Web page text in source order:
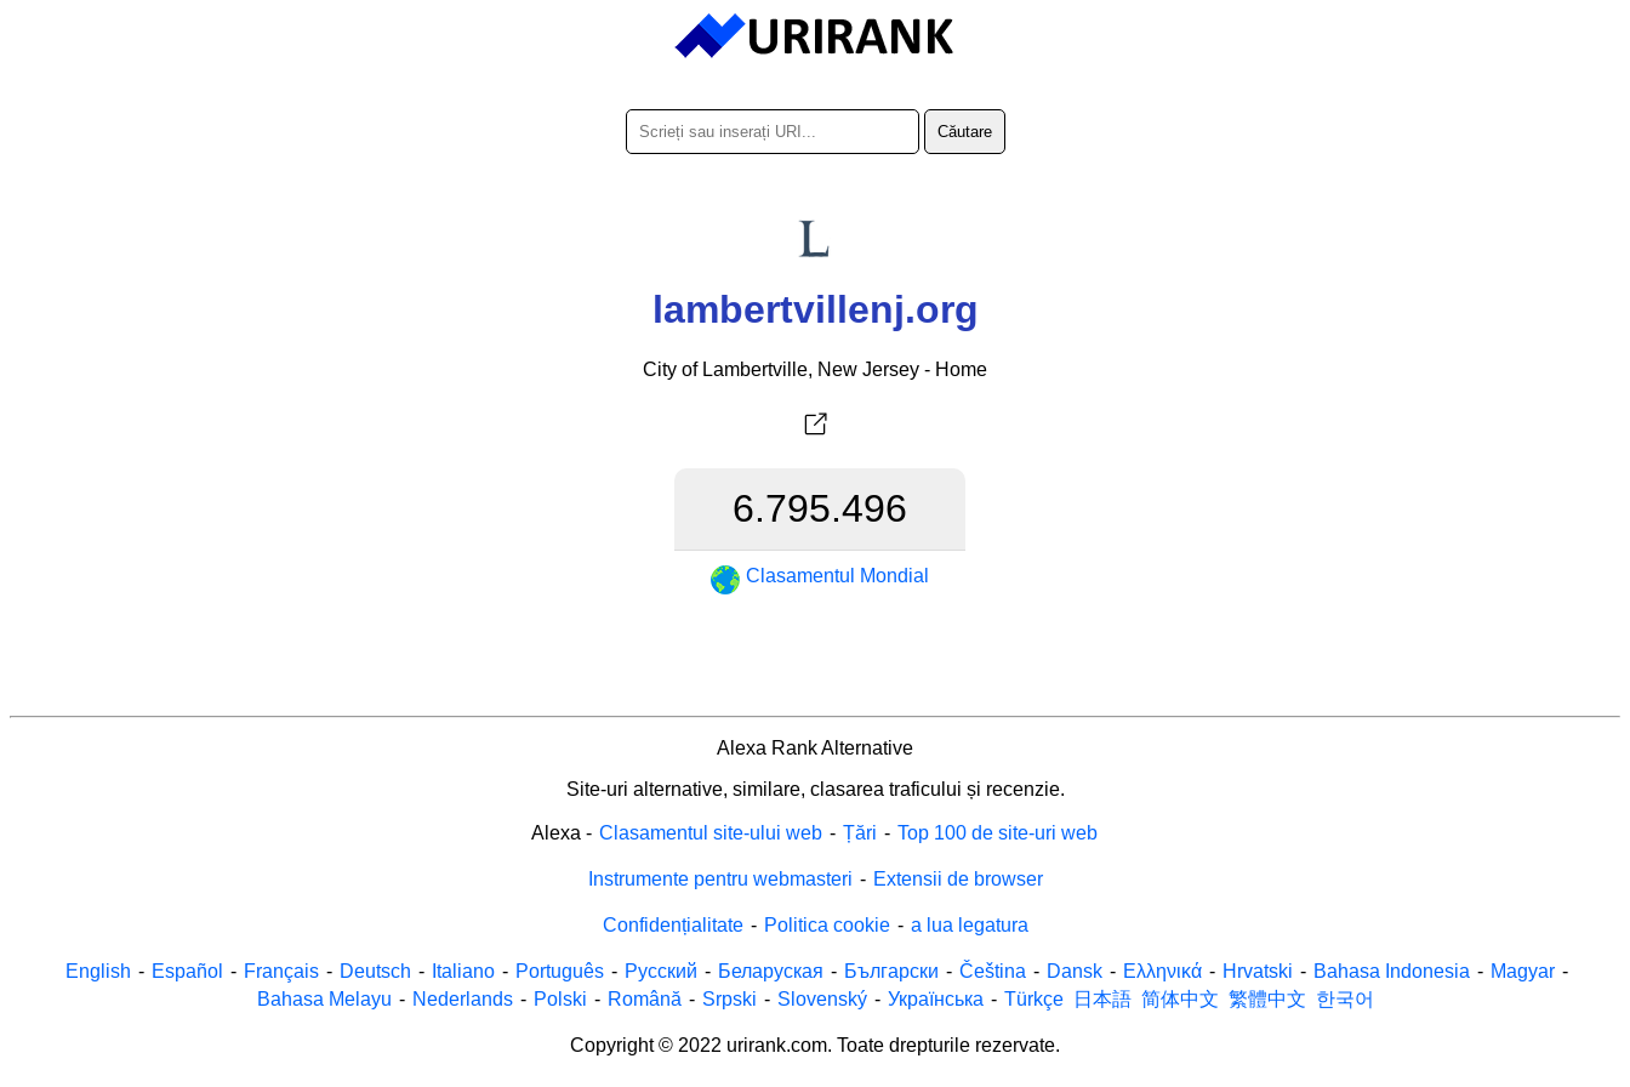
lambertvillenj.org
City of Lambertville, New Jersey - Home
6.795.496
Clasamentul Mondial
Alexa Rank Alternative
Site-uri alternative, similare, clasarea traficului și recenzie.
Alexa - Clasamentul site-ului web - Țări - Top 100 de site-uri web
Instrumente pentru webmasteri - Extensii de browser
Confidențialitate - Politica cookie - a lua legatura
English - Español - Français - Deutsch - Italiano - Português - Русский - Беларуская - Български - Čeština - Dansk - Ελληνικά - Hrvatski - Bahasa Indonesia - Magyar -
Bahasa Melayu - Nederlands - Polski - Română - Srpski - Slovenský - Українська - Türkçe 日本語 简体中文 繁體中文 한국어
Copyright © 2022 urirank.com. Toate drepturile rezervate.